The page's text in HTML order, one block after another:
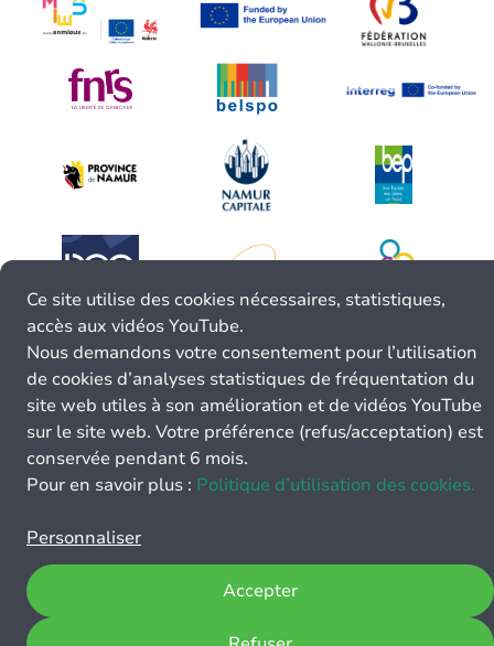
Ce site utilise des cookies nécessaires, statistiques,
accès aux vidéos YouTube.
Nous demandons votre consentement pour l’utilisation
de cookies d’analyses statistiques de fréquentation du
site web utiles à son amélioration et de vidéos YouTube
sur le site web. Votre préférence (refus/acceptation) est
conservée pendant 6 mois.
Pour en savoir plus : Politique d’utilisation des cookies.
Personnaliser
Accepter